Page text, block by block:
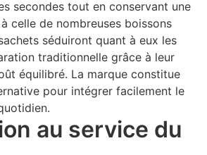
secondes tout en conservant une
celle de nombreuses boissons
séduiront quant à eux les
traditionnelle grâce à leur
équilibré. La marque constitue
pour intégrer facilement le
au service du